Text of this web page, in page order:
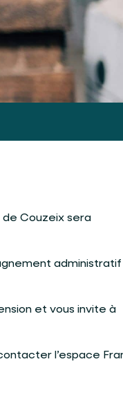
de Couzeix sera
et vous invite à
l’espace